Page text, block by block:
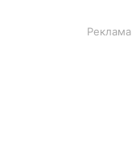
Реклама